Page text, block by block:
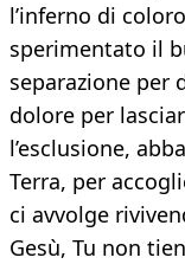
l’inferno di
sperimentato il
separazione per
dolore per
l’esclusione,
Terra, per
ci avvolge
Gesù, Tu non